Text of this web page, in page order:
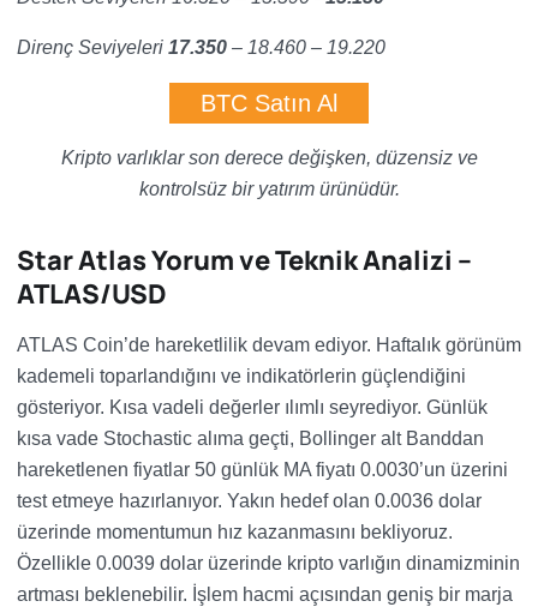
Direnç Seviyeleri 17.350 – 18.460 – 19.220
BTC Satın Al
Kripto varlıklar son derece değişken, düzensiz ve
kontrolsüz bir yatırım ürünüdür.
Star Atlas Yorum ve Teknik Analizi –
ATLAS/USD
ATLAS Coin’de hareketlilik devam ediyor. Haftalık görünüm
kademeli toparlandığını ve indikatörlerin güçlendiğini
gösteriyor. Kısa vadeli değerler ılımlı seyrediyor. Günlük
kısa vade Stochastic alıma geçti, Bollinger alt Banddan
hareketlenen fiyatlar 50 günlük MA fiyatı 0.0030’un üzerini
test etmeye hazırlanıyor. Yakın hedef olan 0.0036 dolar
üzerinde momentumun hız kazanmasını bekliyoruz.
Özellikle 0.0039 dolar üzerinde kripto varlığın dinamizminin
artması beklenebilir. İşlem hacmi açısından geniş bir marja